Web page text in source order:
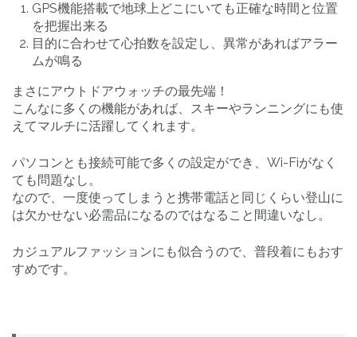
GPS機能搭載で地球上どこにいても正確な時間と位置
を把握出来る
目的に合わせて心拍数を設定し、異常があればアラー
ムが鳴る
まさにアウトドアウォッチの最先端！
こんなに多くの機能があれば、スキーやランニングにも使
えてマルチに活躍してくれます。
パソコンとも接続可能で多くの設定ができ、Wi-Fiがなく
ても問題なし。
なので、一度使ってしまうと携帯電話と同じくらい登山に
は欠かせない必需品になるのではなること間違いなし。
カジュアルファッションにも似合うので、普段着にもおす
すめです。